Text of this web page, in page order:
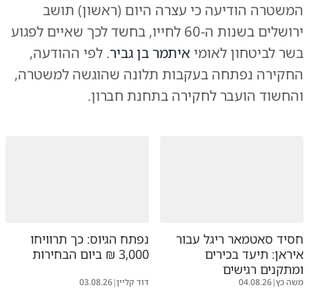
המשטרה הודיעה כי עצרה היום (ראשון) תושב
ירושלים בשנות ה-60 לחייו, בחשד לכך שאיים לפגוע
בשר לביטחון לאומי איתמר בן גביר. לפי ההודעה,
החקירה נפתחה בעקבות תלונה שהוגשה למשטרה,
והחשוד הועבר לחקירה בתחנת חברון.
חסיד סאטמאר ריגל עבור
איראן: תיעד בכירים
ומתקנים רגישים
משה כץ|
04.08.26
נפתח הגיוס: כך תרוויחו
3,000 ₪ ביום הבחירות
דוד קליין|
03.08.26